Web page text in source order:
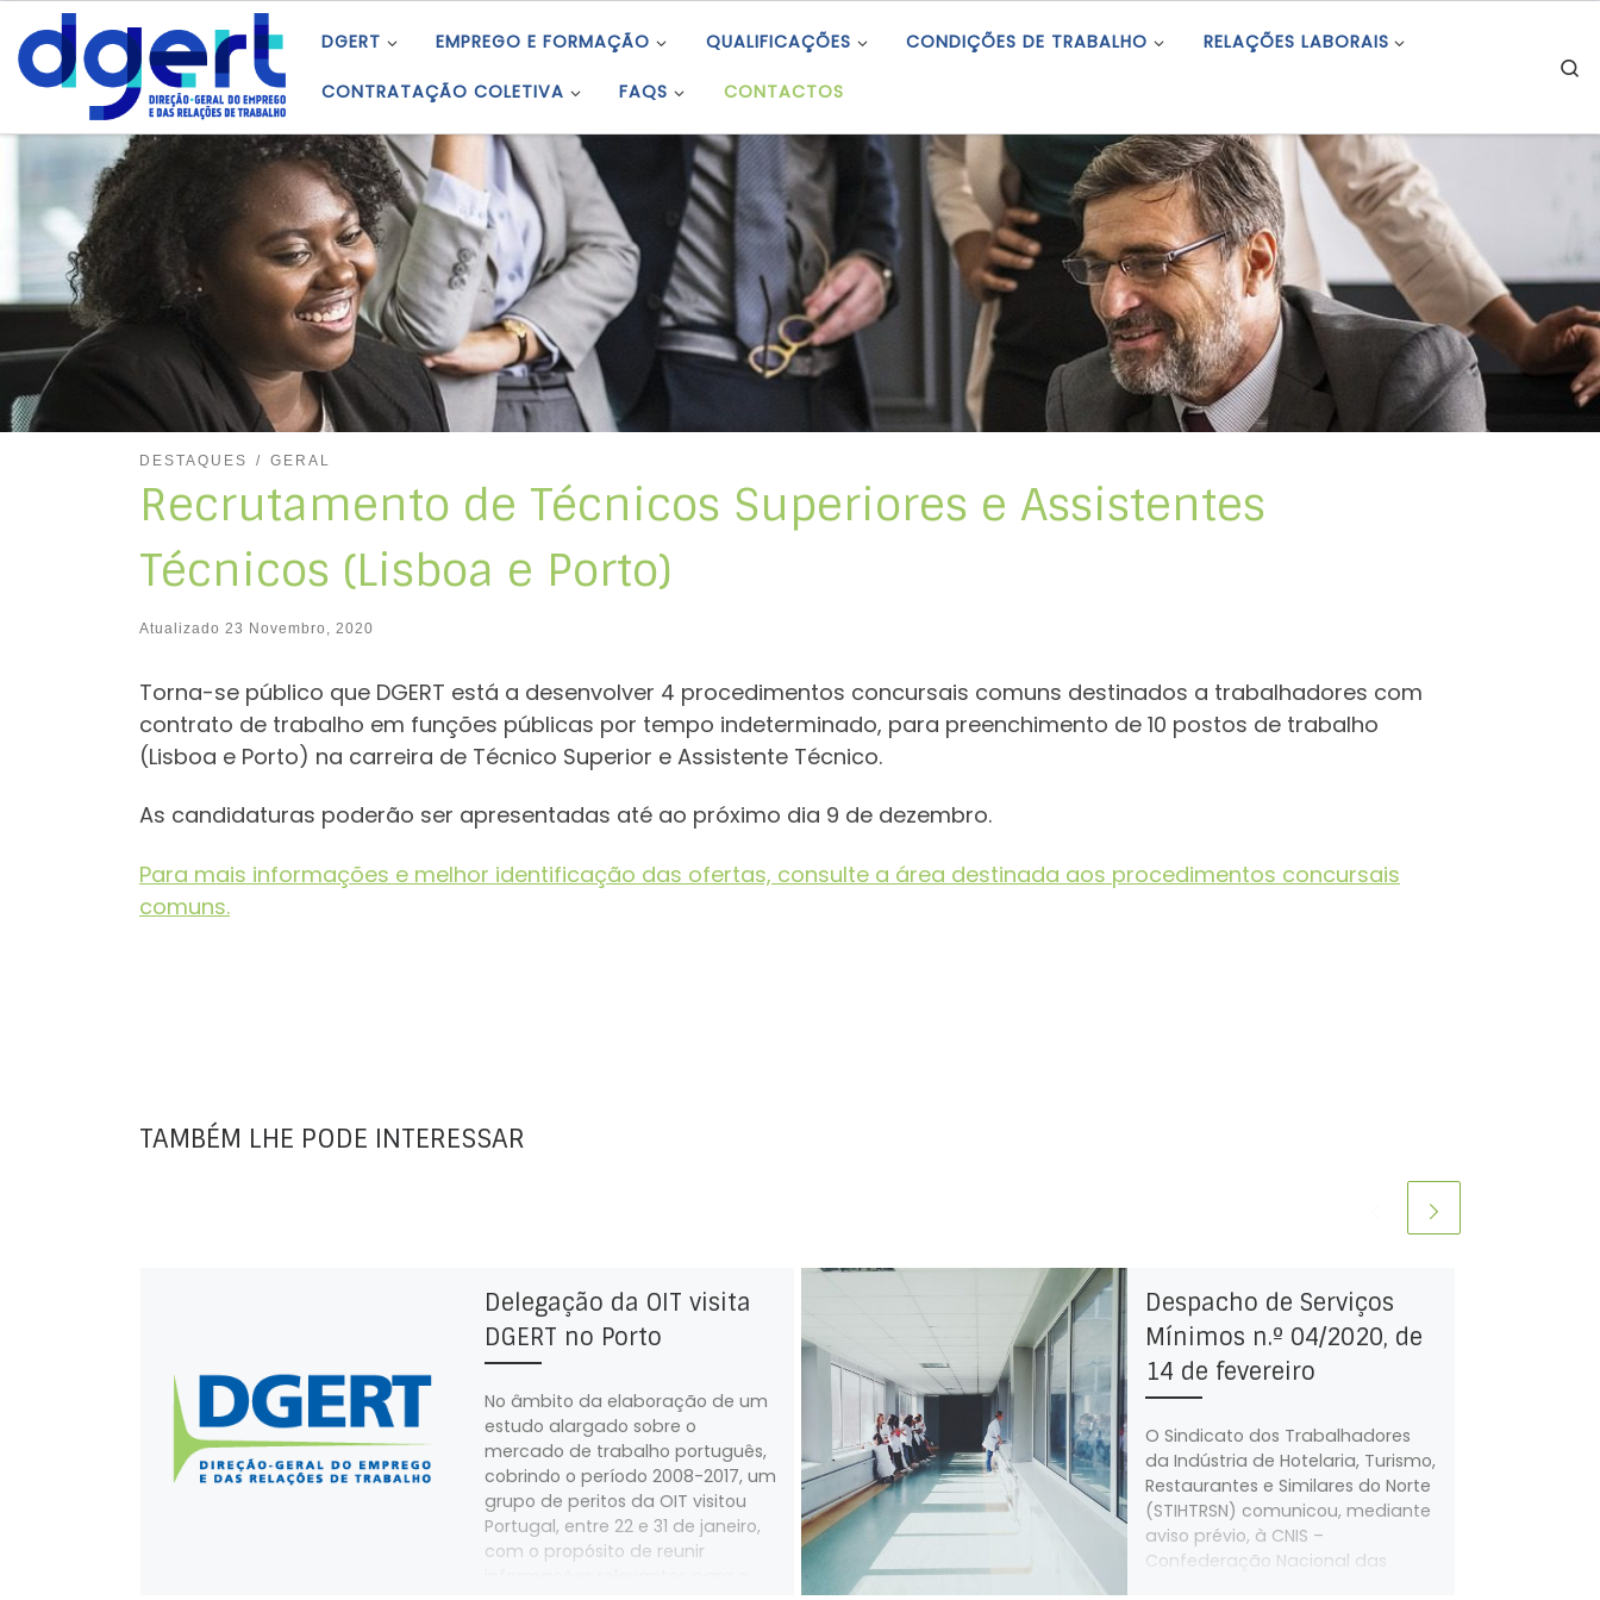
Skip to content DGERT EMPREGO E FORMAÇÃO QUALIFICAÇÕES CONDIÇÕES DE TRABALHO RELAÇÕES LABORAIS
CONTRATAÇÃO COLETIVA FAQS CONTACTOS
DESTAQUES GERAL
Recrutamento de Técnicos Superiores e Assistentes
Técnicos (Lisboa e Porto)
Atualizado 23 Novembro, 2020
Torna-se público que DGERT está a desenvolver 4 procedimentos concursais comuns destinados a trabalhadores com
contrato de trabalho em funções públicas por tempo indeterminado, para preenchimento de 10 postos de trabalho
(Lisboa e Porto) na carreira de Técnico Superior e Assistente Técnico.
As candidaturas poderão ser apresentadas até ao próximo dia 9 de dezembro.
Para mais informações e melhor identificação das ofertas, consulte a área destinada aos procedimentos concursais
comuns.
TAMBÉM LHE PODE INTERESSAR
Delegação da OIT visita
DGERT no Porto
No âmbito da elaboração de um
estudo alargado sobre o
mercado de trabalho português,
cobrindo o período 2008-2017, um
grupo de peritos da OIT visitou
Portugal, entre 22 e 31 de janeiro,
com o propósito de reunir
Despacho de Serviços
Mínimos n.º 04/2020, de
14 de fevereiro
O Sindicato dos Trabalhadores
da Indústria de Hotelaria, Turismo,
Restaurantes e Similares do Norte
(STIHTRSN) comunicou, mediante
aviso prévio, à CNIS –
Confederação Nacional das